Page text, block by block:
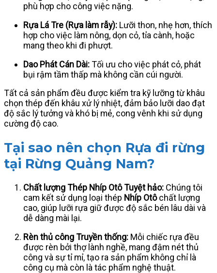
phù hợp cho công việc nặng.
Rựa Lá Tre (Rựa làm rẫy): Lưỡi thon, nhẹ hơn, thích
hợp cho việc làm nông, dọn cỏ, tỉa cành, hoặc
mang theo khi đi phượt.
Dao Phát Cán Dài: Tối ưu cho việc phát cỏ, phát
bụi rậm tầm thấp mà không cần cúi người.
Tất cả sản phẩm đều được kiểm tra kỹ lưỡng từ khâu
chọn thép đến khâu xử lý nhiệt, đảm bảo lưỡi dao đạt
độ sắc lý tưởng và khó bị mẻ, cong vênh khi sử dụng
cường độ cao.
Tại sao nên chọn Rựa đi rừng
tại Rừng Quảng Nam?
Chất lượng Thép Nhíp Otô Tuyệt hảo: Chúng tôi
cam kết sử dụng loại thép Nhíp Otôchất lượng
cao, giúp lưỡi rựa giữ được độ sắc bén lâu dài và
dễ dàng mài lại.
Rèn thủ công Truyền thống: Mỗi chiếc rựa đều
được rèn bởi thợ lành nghề, mang đậm nét thủ
công và sự tỉ mỉ, tạo ra sản phẩm không chỉ là
công cụ mà còn là tác phẩm nghệ thuật.